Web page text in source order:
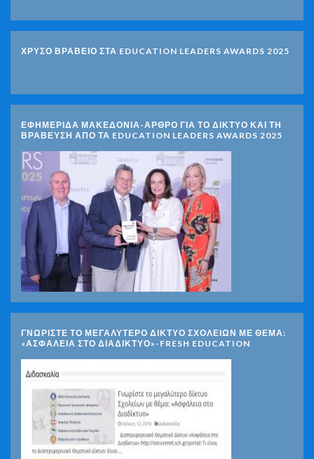
ΧΡΥΣΟ ΒΡΑΒΕΙΟ ΣΤΑ EDUCATION LEADERS AWARDS 2025
ΕΦΗΜΕΡΙΔΑ ΜΑΚΕΔΟΝΙΑ-ΑΡΘΡΟ ΓΙΑ ΤΟ ΔΙΚΤΥΟ ΚΑΙ ΤΗ
ΒΡΑΒΕΥΣΗ ΑΠΟ ΤΑ EDUCATION LEADERS AWARDS 2025
ΓΝΩΡΊΣΤΕ ΤΟ ΜΕΓΑΛΎΤΕΡΟ ΔΊΚΤΥΟ ΣΧΟΛΕΊΩΝ ΜΕ ΘΈΜΑ:
«ΑΣΦΆΛΕΙΑ ΣΤΟ ΔΙΑΔΊΚΤΥΟ»-FRESH EDUCATION